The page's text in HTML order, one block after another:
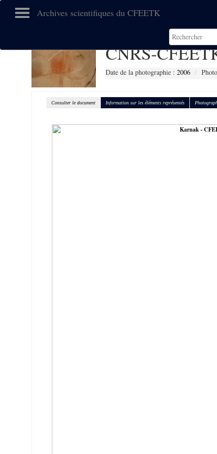
Archives scientifiques du CFEETK
CNRS-
Date de la photographie :2006
Consulter le document Information sur les éléments représentés